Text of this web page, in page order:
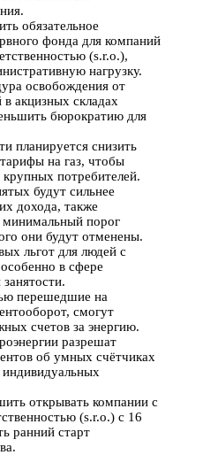
обязательное
фонда для компаний
(s.r.o.),
нагрузку.
освобождения от
акцизных складах
бюрократию для
планируется снизить
на газ, чтобы
потребителей.
будут сильнее
дохода, также
минимальный порог
они будут отменены.
льгот для людей с
в сфере
перешедшие на
смогут
счетов за энергию.
разрешат
об умных счётчиках
открывать компании с
(s.r.o.) с 16
ранний старт